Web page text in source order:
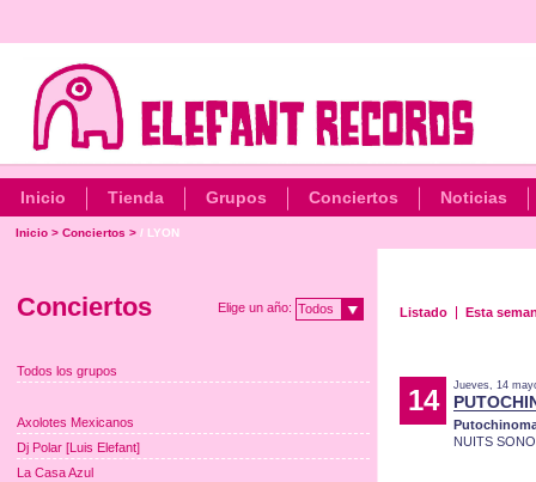
Inicio Tienda Grupos Conciertos Noticias
Inicio > Conciertos > / LYON
Listado Esta
14 Jueves, 14
NUITS
Conciertos Elige un año: Todos
Todos los grupos
Axolotes Mexicanos
Dj Polar [Luis Elefant]
La Casa Azul